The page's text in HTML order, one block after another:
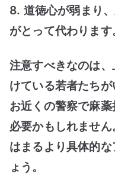
8. 道徳心が弱まり
がとって代わります
注意すべきなのは
けている若者たちが
お近くの警察で麻
必要かもしれませ
はまるより具体的
ょう。